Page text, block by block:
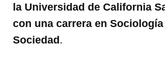
la Universidad de California
con una carrera en
Sociedad .